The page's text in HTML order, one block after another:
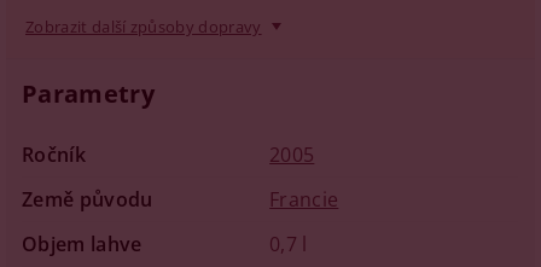
Zobrazit další způsoby dopravy
Parametry
Ročník
2005
Země původu
Francie
Objem lahve
0,7 l